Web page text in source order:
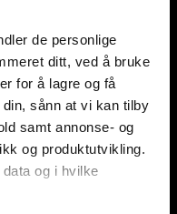
de personlige
ditt, ved å bruke
for å lagre og få
sånn at vi kan tilby
samt annonse- og
og produktutvikling.
og i hvilke